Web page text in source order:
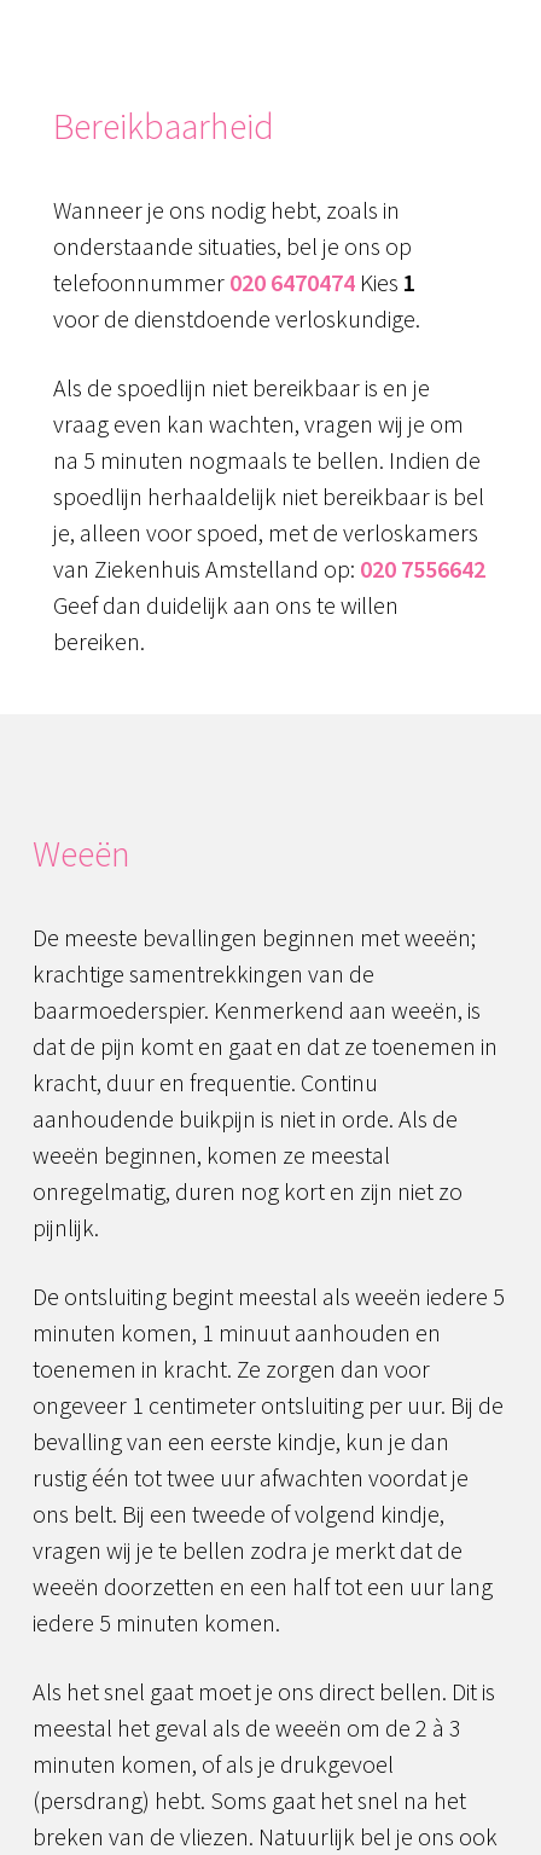
Bereikbaarheid
Wanneer je ons nodig hebt, zoals in
onderstaande situaties, bel je ons op
telefoonnummer 020 6470474Kies 1
voor de dienstdoende verloskundige.
Als de spoedlijn niet bereikbaar is en je
vraag even kan wachten, vragen wij je om
na 5 minuten nogmaals te bellen. Indien de
spoedlijn herhaaldelijk niet bereikbaar is bel
je, alleen voor spoed, met de verloskamers
van Ziekenhuis Amstelland op: 020 7556642
Geef dan duidelijk aan ons te willen
bereiken.
Weeën
De meeste bevallingen beginnen met weeën;
krachtige samentrekkingen van de
baarmoederspier. Kenmerkend aan weeën, is
dat de pijn komt en gaat en dat ze toenemen in
kracht, duur en frequentie. Continu
aanhoudende buikpijn is niet in orde. Als de
weeën beginnen, komen ze meestal
onregelmatig, duren nog kort en zijn niet zo
pijnlijk.
De ontsluiting begint meestal als weeën iedere 5
minuten komen, 1 minuut aanhouden en
toenemen in kracht. Ze zorgen dan voor
ongeveer 1 centimeter ontsluiting per uur. Bij de
bevalling van een eerste kindje, kun je dan
rustig één tot twee uur afwachten voordat je
ons belt. Bij een tweede of volgend kindje,
vragen wij je te bellen zodra je merkt dat de
weeën doorzetten en een half tot een uur lang
iedere 5 minuten komen.
Als het snel gaat moet je ons direct bellen. Dit is
meestal het geval als de weeën om de 2 à 3
minuten komen, of als je drukgevoel
(persdrang) hebt. Soms gaat het snel na het
breken van de vliezen. Natuurlijk bel je ons ook